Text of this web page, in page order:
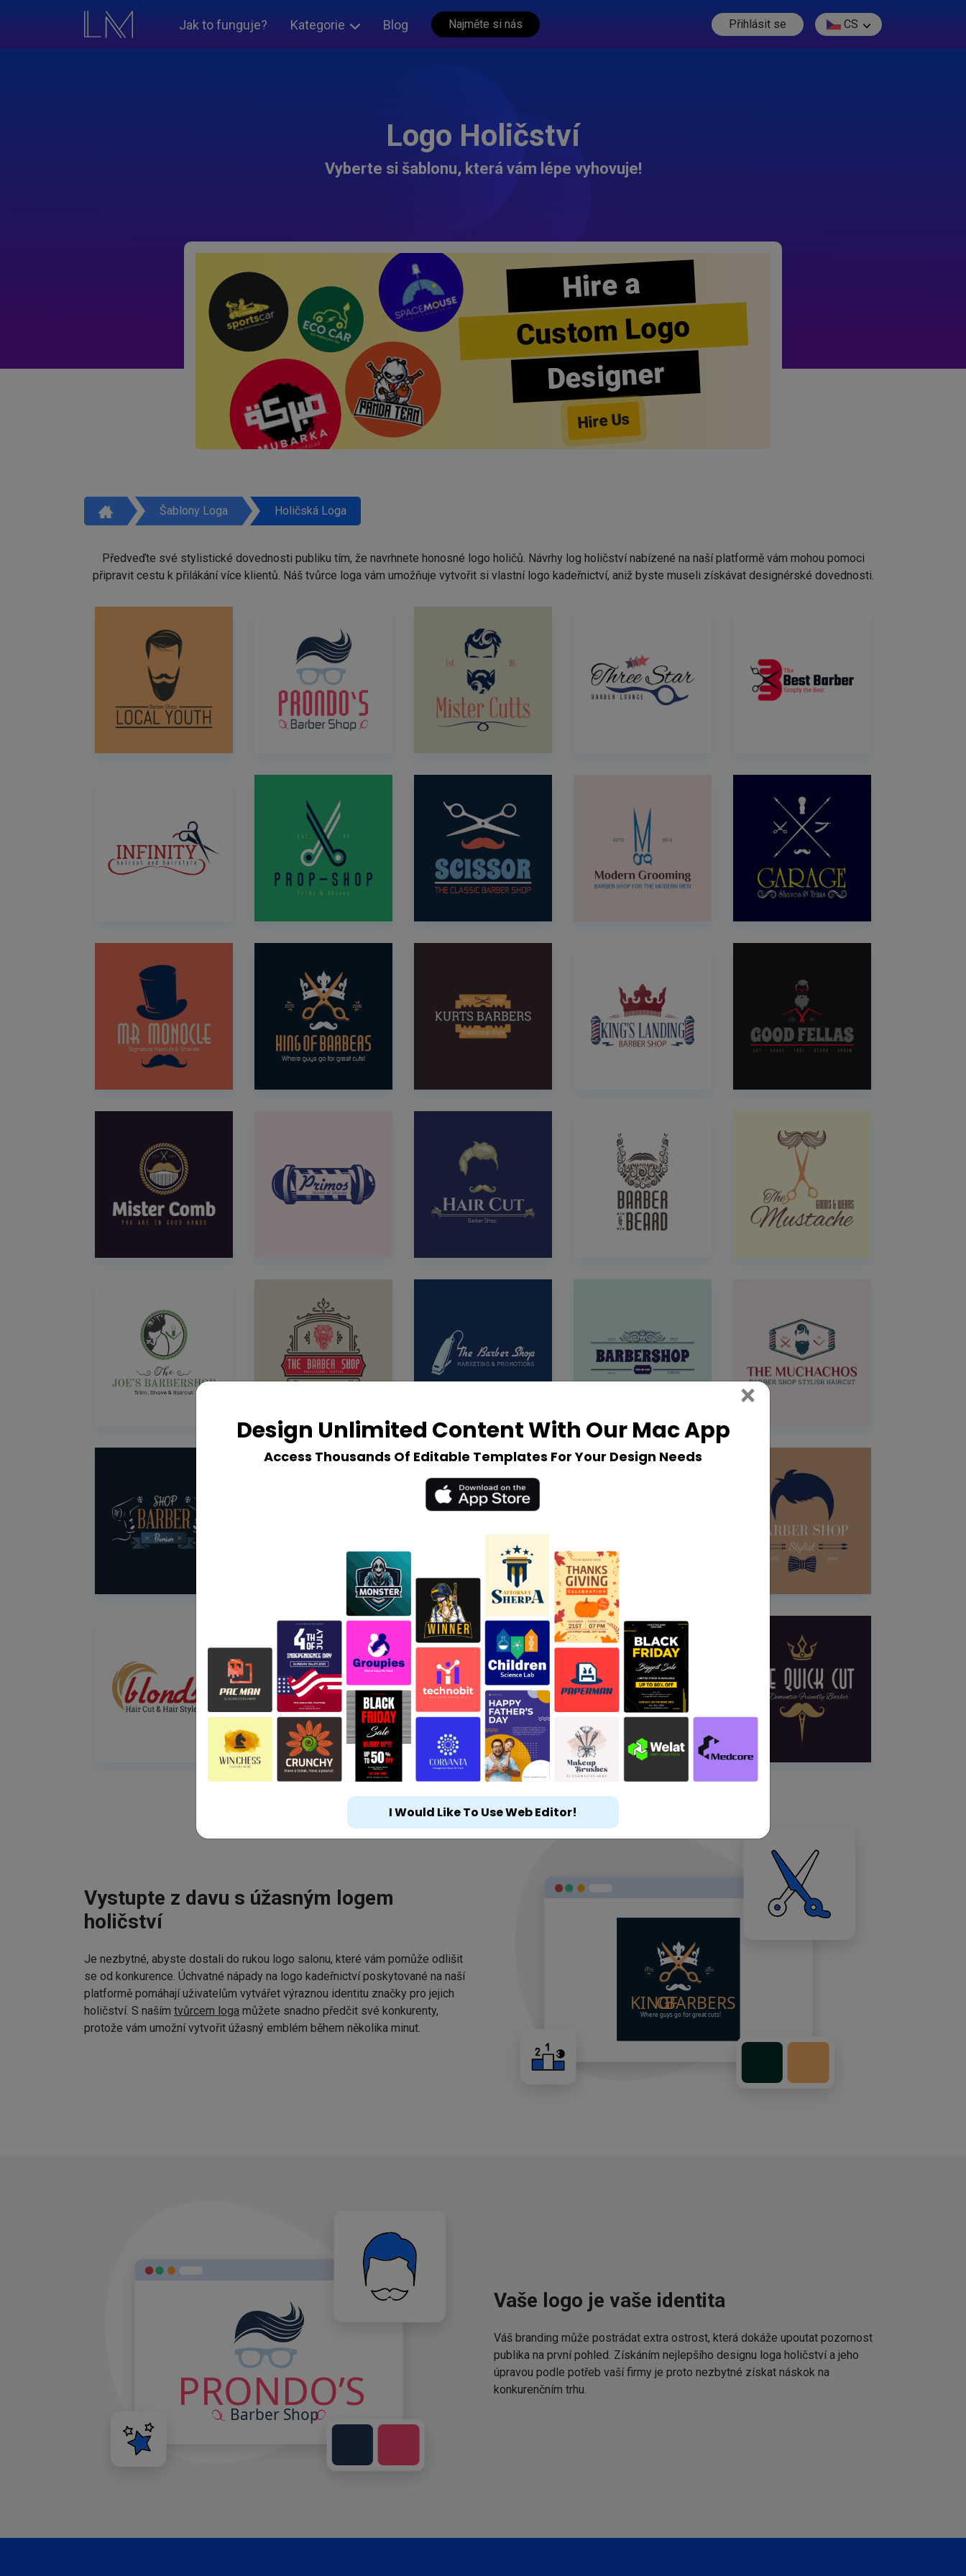
Jak to funguje? Kategorie Blog Najměte si nás Přihlásit se CS
Logo Holičství
Vyberte si šablonu, která vám lépe vyhovuje!
Hire a
Custom Logo
Designer
Hire Us
Šablony Loga Holičská Loga
Předveďte své stylistické dovednosti publiku tím, že navrhnete honosné logo holičů. Návrhy log holičství nabízené na naší platformě vám mohou pomoci
připravit cestu k přilákání více klientů. Náš tvůrce loga vám umožňuje vytvořit si vlastní logo kadeřnictví, aniž byste museli získávat designérské dovednosti.
Vystupte z davu s úžasným logem
holičství
Je nezbytné, abyste dostali do rukou logo salonu, které vám pomůže odlišit
se od konkurence. Úchvatné nápady na logo kadeřnictví poskytované na naší
platformě pomáhají uživatelům vytvářet výraznou identitu značky pro jejich
holičství. S naším tvůrcem loga můžete snadno předčit své konkurenty,
protože vám umožní vytvořit úžasný emblém během několika minut.
Vaše logo je vaše identita
Váš branding může postrádat extra ostrost, která dokáže upoutat pozornost
publika na první pohled. Získáním nejlepšího designu loga holičství a jeho
úpravou podle potřeb vaší firmy je proto nezbytné získat náskok na
konkurenčním trhu.
Design Unlimited Content With Our Mac App
Access Thousands Of Editable Templates For Your Design Needs
× Close
I Would Like To Use Web Editor!